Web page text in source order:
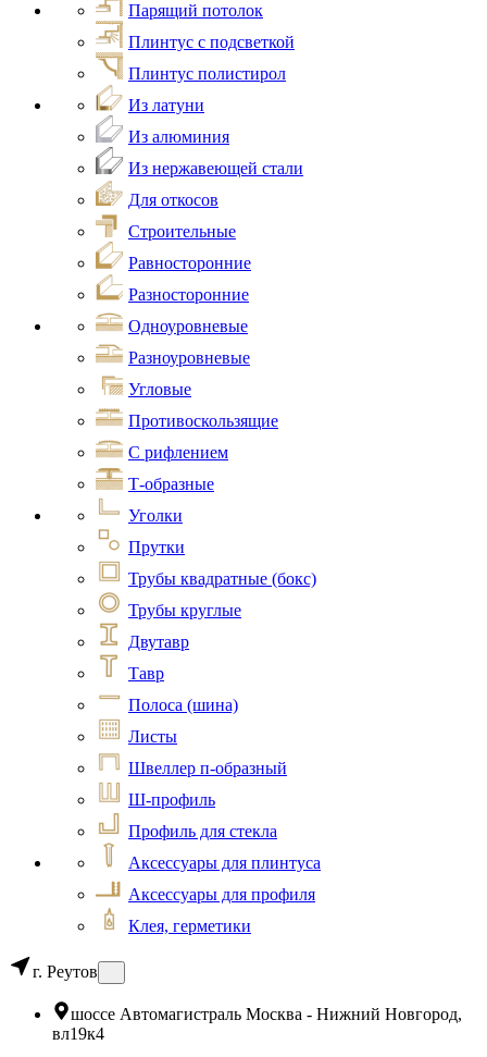
Парящий потолок
Плинтус с подсветкой
Плинтус полистирол
Из латуни
Из алюминия
Из нержавеющей стали
Для откосов
Строительные
Равносторонние
Разносторонние
Одноуровневые
Разноуровневые
Угловые
Противоскользящие
С рифлением
Т-образные
Уголки
Прутки
Трубы квадратные (бокс)
Трубы круглые
Двутавр
Тавр
Полоса (шина)
Листы
Швеллер п-образный
Ш-профиль
Профиль для стекла
Аксессуары для плинтуса
Аксессуары для профиля
Клея, герметики
г. Реутов
шоссе Автомагистраль Москва - Нижний Новгород,
вл19к4